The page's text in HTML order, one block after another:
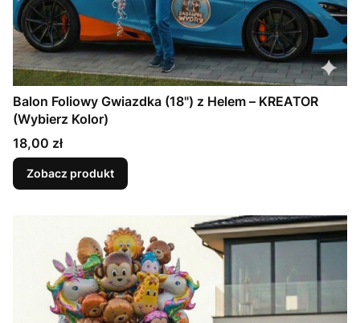
Balon Foliowy Gwiazdka (18") z Helem – KREATOR
(Wybierz Kolor)
Cena
18,00 zł
Zobacz produkt